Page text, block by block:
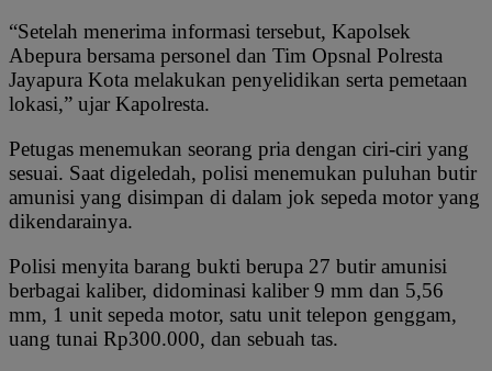
“Setelah menerima informasi tersebut, Kapolsek
Abepura bersama personel dan Tim Opsnal Polresta
Jayapura Kota melakukan penyelidikan serta pemetaan
lokasi,” ujar Kapolresta.
Petugas menemukan seorang pria dengan ciri-ciri yang
sesuai. Saat digeledah, polisi menemukan puluhan butir
amunisi yang disimpan di dalam jok sepeda motor yang
dikendarainya.
Polisi menyita barang bukti berupa 27 butir amunisi
berbagai kaliber, didominasi kaliber 9 mm dan 5,56
mm, 1 unit sepeda motor, satu unit telepon genggam,
uang tunai Rp300.000, dan sebuah tas.